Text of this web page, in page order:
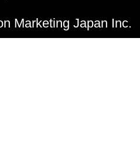
不具合に対応しました。
バーでLBP機に対して、
Marketing Japan Inc.